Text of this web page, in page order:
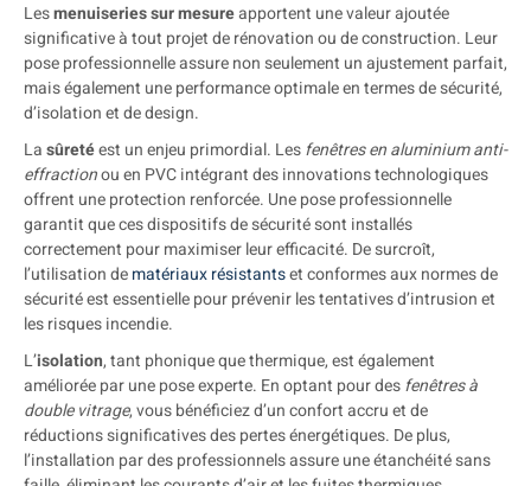
Lesmenuiseries sur mesureapportent une valeur ajoutée
significative à tout projet de rénovation ou de construction. Leur
pose professionnelle assure non seulement un ajustement parfait,
mais également une performance optimale en termes de sécurité,
d’isolation et de design.
Lasûretéest un enjeu primordial. Lesfenêtres en aluminium anti-
effractionou en PVC intégrant des innovations technologiques
offrent une protection renforcée. Une pose professionnelle
garantit que ces dispositifs de sécurité sont installés
correctement pour maximiser leur efficacité. De surcroît,
l’utilisation dematériaux résistantset conformes aux normes de
sécurité est essentielle pour prévenir les tentatives d’intrusion et
les risques incendie.
L’isolation, tant phonique que thermique, est également
améliorée par une pose experte. En optant pour desfenêtres à
double vitrage, vous bénéficiez d’un confort accru et de
réductions significatives des pertes énergétiques. De plus,
l’installation par des professionnels assure une étanchéité sans